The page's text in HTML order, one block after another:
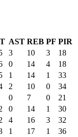
AST REB PF PIR
3 10 3
18
0 14 4
18
1 14 1
33
2 10 0
34
0 7 0
21
0 14 1
30
4 16 3
32
1 17 1
36